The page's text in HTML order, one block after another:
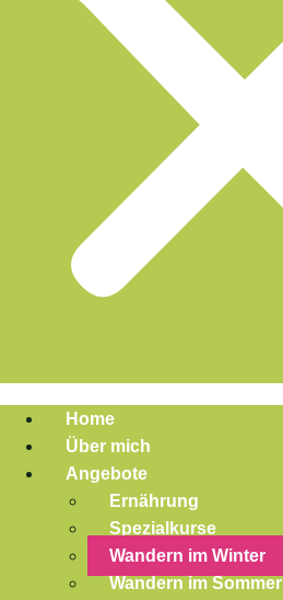
Home
Über mich
Angebote
Ernährung
Spezialkurse
Wandern im Winter
Wandern im Sommer